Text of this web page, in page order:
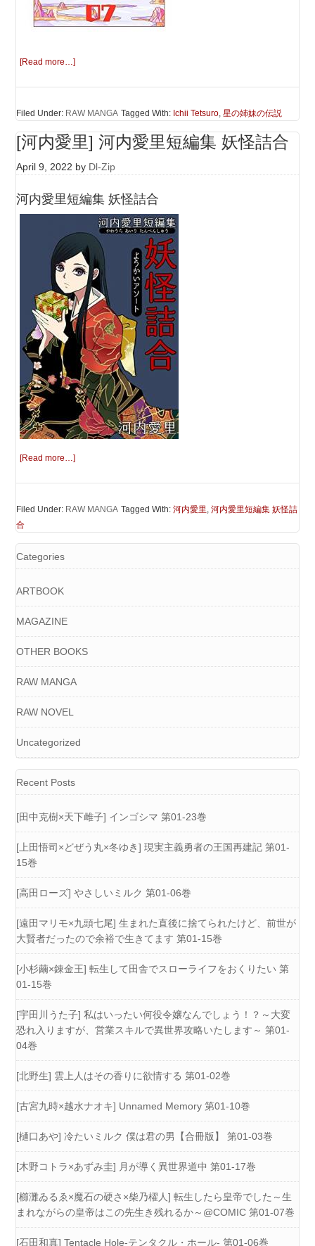
[Read more…]
Filed Under: RAW MANGA Tagged With: Ichii Tetsuro,星の姉妹の伝説
[河内愛里] 河内愛里短編集 妖怪詰合
April 9, 2022 by Dl-Zip
河内愛里短編集 妖怪詰合
[Read more…]
Filed Under: RAW MANGA Tagged With:河内愛里,河内愛里短編集 妖怪詰
合
Categories
ARTBOOK
MAGAZINE
OTHER BOOKS
RAW MANGA
RAW NOVEL
Uncategorized
Recent Posts
[田中克樹×天下雌子] インゴシマ 第01-23巻
[上田悟司×どぜう丸×冬ゆき] 現実主義勇者の王国再建記 第01-
15巻
[高田ローズ] やさしいミルク 第01-06巻
[遠田マリモ×九頭七尾] 生まれた直後に捨てられたけど、前世が
大賢者だったので余裕で生きてます 第01-15巻
[小杉繭×錬金王] 転生して田舎でスローライフをおくりたい 第
01-15巻
[宇田川うた子] 私はいったい何役令嬢なんでしょう！？～大変
恐れ入りますが、営業スキルで異世界攻略いたします～ 第01-
04巻
[北野生] 雲上人はその香りに欲情する 第01-02巻
[古宮九時×越水ナオキ] Unnamed Memory 第01-10巻
[樋口あや] 冷たいミルク 僕は君の男【合冊版】 第01-03巻
[木野コトラ×あずみ圭] 月が導く異世界道中 第01-17巻
[櫛灘ゐるゑ×魔石の硬さ×柴乃櫂人] 転生したら皇帝でした～生
まれながらの皇帝はこの先生き残れるか～@COMIC 第01-07巻
[石田和真] Tentacle Hole-テンタクル・ホール- 第01-06巻